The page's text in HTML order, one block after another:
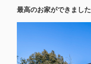
最高のお家ができました